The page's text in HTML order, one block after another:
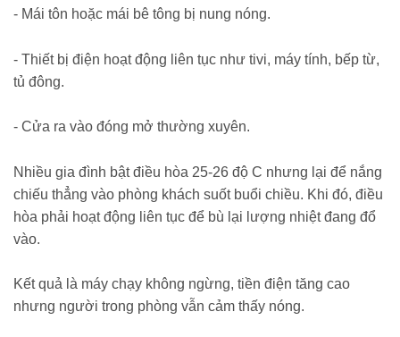
- Mái tôn hoặc mái bê tông bị nung nóng.
- Thiết bị điện hoạt động liên tục như tivi, máy tính, bếp từ,
tủ đông.
- Cửa ra vào đóng mở thường xuyên.
Nhiều gia đình bật điều hòa 25-26 độ C nhưng lại để nắng
chiếu thẳng vào phòng khách suốt buổi chiều. Khi đó, điều
hòa phải hoạt động liên tục để bù lại lượng nhiệt đang đổ
vào.
Kết quả là máy chạy không ngừng, tiền điện tăng cao
nhưng người trong phòng vẫn cảm thấy nóng.